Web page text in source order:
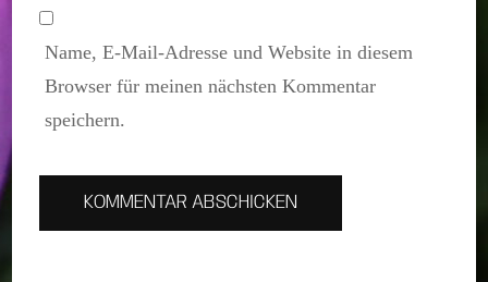
Name, E-Mail-Adresse und Website in diesem
Browser für meinen nächsten Kommentar
speichern.